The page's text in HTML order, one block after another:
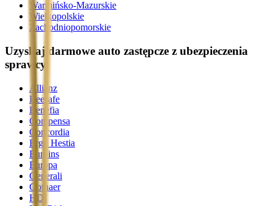
Warmińsko-Mazurskie
Wielkopolskie
Zachodniopomorskie
Uzyskaj darmowe auto zastępcze z ubezpieczenia
sprawcy
Allianz
Beesafe
Benefia
Compensa
Concordia
Ergo Hestia
Euroins
Europa
Generali
Gothaer
HDI